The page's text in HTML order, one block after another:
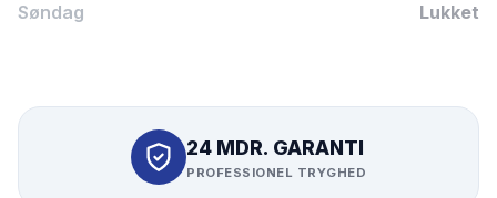
Søndag Lukket
24 MDR. GARANTI
PROFESSIONEL TRYGHED